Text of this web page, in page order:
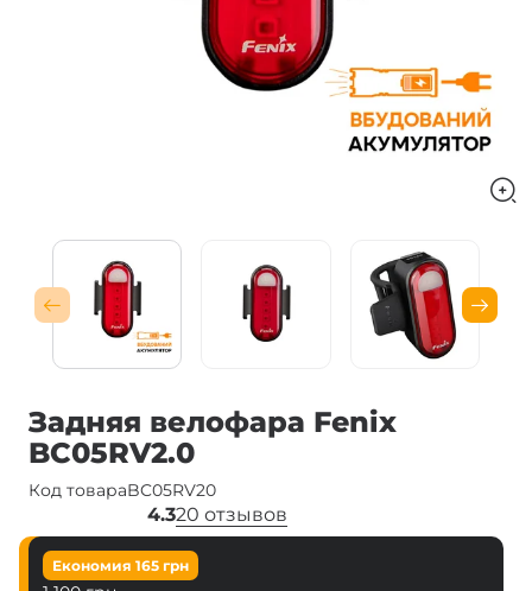
Задняя велофара Fenix
BC05RV2.0
Код товараBC05RV20
4.320 отзывов
Економия 165 грн